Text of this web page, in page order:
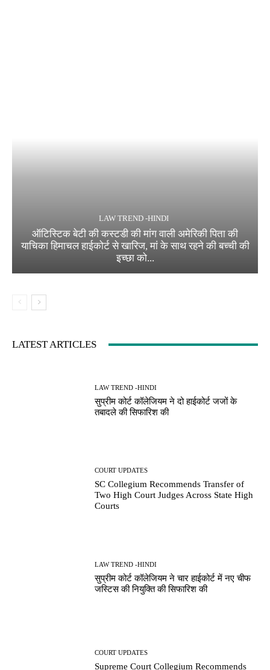
LAW TREND -HINDI
ऑटिस्टिक बेटी की कस्टडी की मांग वाली अमेरिकी पिता की
याचिका हिमाचल हाईकोर्ट से खारिज, मां के साथ रहने की बच्ची की
इच्छा को...
LATEST ARTICLES
LAW TREND -HINDI
सुप्रीम कोर्ट कॉलेजियम ने दो हाईकोर्ट जजों के
तबादले की सिफारिश की
COURT UPDATES
SC Collegium Recommends Transfer of
Two High Court Judges Across State High
Courts
LAW TREND -HINDI
सुप्रीम कोर्ट कॉलेजियम ने चार हाईकोर्ट में नए चीफ
जस्टिस की नियुक्ति की सिफारिश की
COURT UPDATES
Supreme Court Collegium Recommends